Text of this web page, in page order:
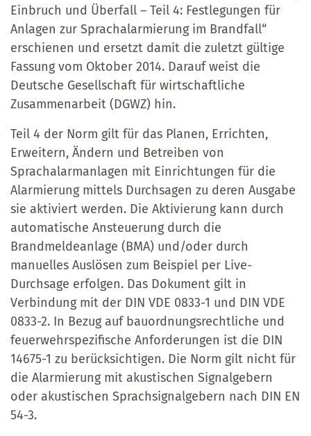
Einbruch und Überfall – Teil 4: Festlegungen für
Anlagen zur Sprachalarmierung im Brandfall“
erschienen und ersetzt damit die zuletzt gültige
Fassung vom Oktober 2014. Darauf weist die
Deutsche Gesellschaft für wirtschaftliche
Zusammenarbeit (DGWZ) hin.
Teil 4 der Norm gilt für das Planen, Errichten,
Erweitern, Ändern und Betreiben von
Sprachalarmanlagen mit Einrichtungen für die
Alarmierung mittels Durchsagen zu deren Ausgabe
sie aktiviert werden. Die Aktivierung kann durch
automatische Ansteuerung durch die
Brandmeldeanlage (BMA) und/oder durch
manuelles Auslösen zum Beispiel per Live-
Durchsage erfolgen. Das Dokument gilt in
Verbindung mit der DIN VDE 0833-1 und DIN VDE
0833-2. In Bezug auf bauordnungsrechtliche und
feuerwehrspezifische Anforderungen ist die DIN
14675-1 zu berücksichtigen. Die Norm gilt nicht für
die Alarmierung mit akustischen Signalgebern
oder akustischen Sprachsignalgebern nach DIN EN
54-3.